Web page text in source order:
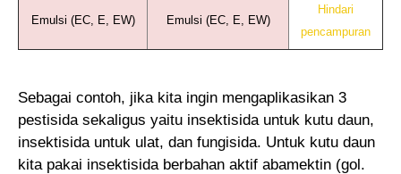
Emulsi (EC, E, EW) Emulsi (EC, E, EW)
Hindari
pencampuran
Sebagai contoh, jika kita ingin mengaplikasikan 3
pestisida sekaligus yaitu insektisida untuk kutu daun,
insektisida untuk ulat, dan fungisida. Untuk kutu daun
kita pakai insektisida berbahan aktif abamektin (gol.